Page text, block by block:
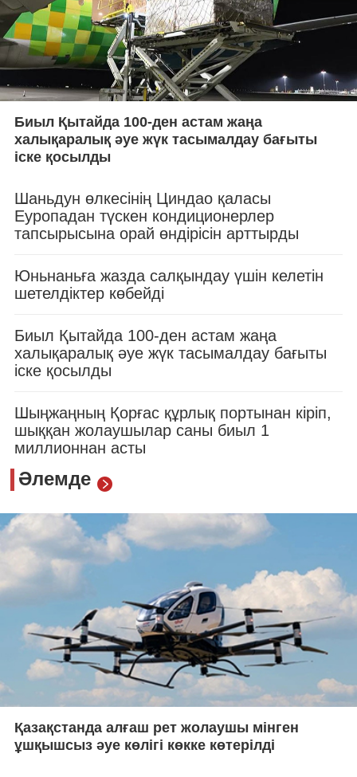
Биыл Қытайда 100-ден астам жаңа
халықаралық әуе жүк тасымалдау бағыты
іске қосылды
Шаньдун өлкесінің Циндао қаласы
Еуропадан түскен кондиционерлер
тапсырысына орай өндірісін арттырды
Юньнаньға жазда салқындау үшін келетін
шетелдіктер көбейді
Биыл Қытайда 100-ден астам жаңа
халықаралық әуе жүк тасымалдау бағыты
іске қосылды
Шыңжаңның Қорғас құрлық портынан кіріп,
шыққан жолаушылар саны биыл 1
миллионнан асты
Әлемде
Қазақстанда алғаш рет жолаушы мінген
ұшқышсыз әуе көлігі көкке көтерілді